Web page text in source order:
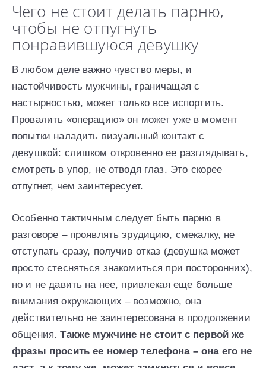
Чего не стоит делать парню,
чтобы не отпугнуть
понравившуюся девушку
В любом деле важно чувство меры, и
настойчивость мужчины, граничащая с
настырностью, может только все испортить.
Провалить «операцию» он может уже в момент
попытки наладить визуальный контакт с
девушкой: слишком откровенно ее разглядывать,
смотреть в упор, не отводя глаз. Это скорее
отпугнет, чем заинтересует.
Особенно тактичным следует быть парню в
разговоре – проявлять эрудицию, смекалку, не
отступать сразу, получив отказ (девушка может
просто стесняться знакомиться при посторонних),
но и не давить на нее, привлекая еще больше
внимания окружающих – возможно, она
действительно не заинтересована в продолжении
общения.Также мужчине не стоит с первой же
фразы просить ее номер телефона – она его не